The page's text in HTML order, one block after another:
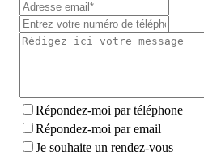
Répondez-moi par téléphone
Répondez-moi par email
Je souhaite un rendez-vous